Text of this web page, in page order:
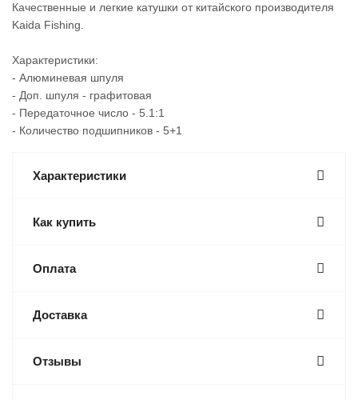
Качественные и легкие катушки от китайского производителя
Kaida Fishing.
Характеристики:
- Алюминевая шпуля
- Доп. шпуля - графитовая
- Передаточное число - 5.1:1
- Количество подшипников - 5+1
Характеристики
Как купить
Оплата
Доставка
Отзывы